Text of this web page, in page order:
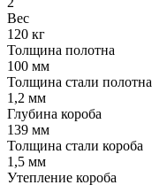
Вес
120 кг
Толщина полотна
100 мм
Толщина стали полотна
1,2 мм
Глубина короба
139 мм
Толщина стали короба
1,5 мм
Утепление короба